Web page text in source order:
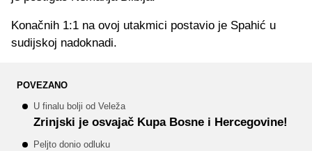
Konačnih 1:1 na ovoj utakmici postavio je Spahić u
sudijskoj nadoknadi.
POVEZANO
U finalu bolji od Veleža
Zrinjski je osvajač Kupa Bosne i Hercegovine!
Peljto donio odluku